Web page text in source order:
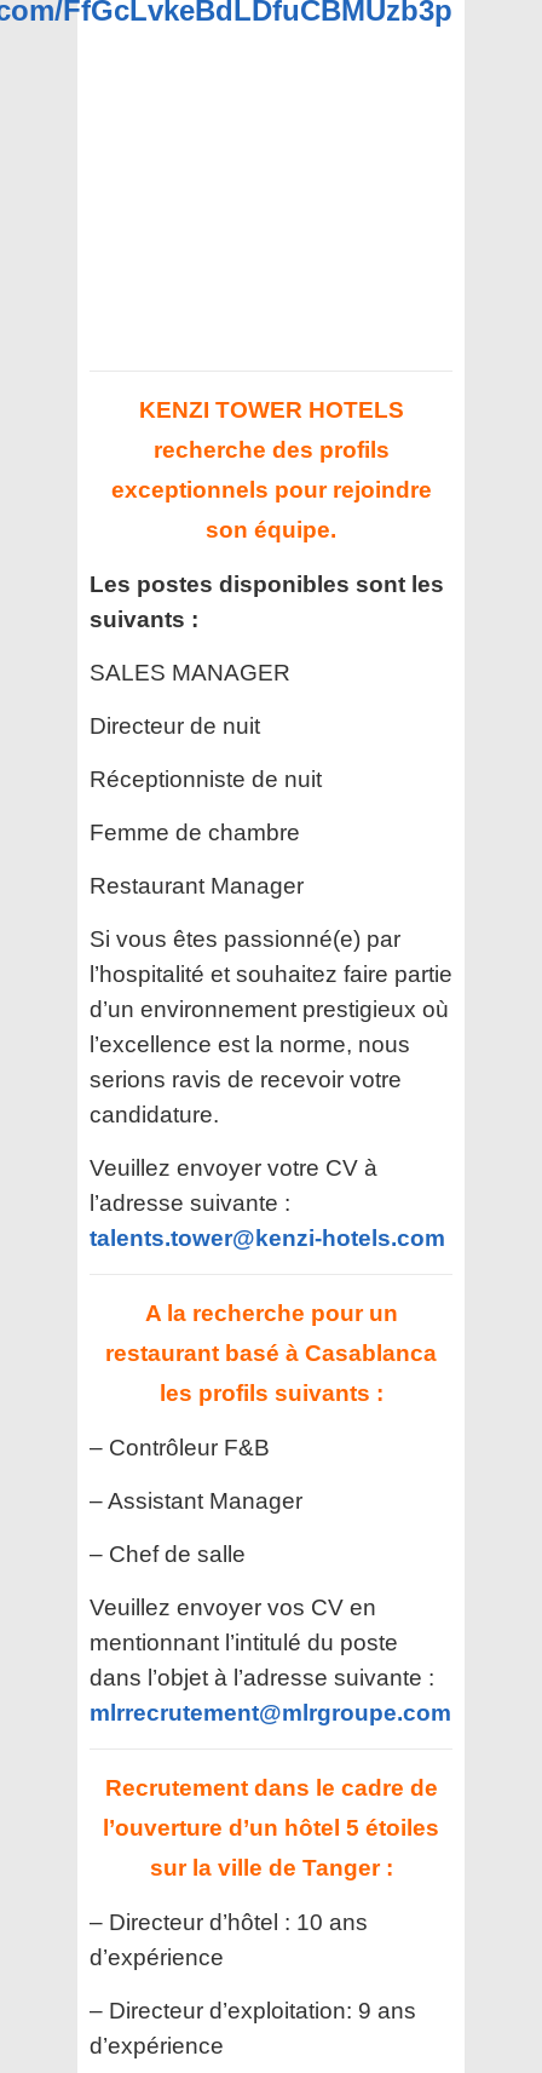
FfGcLvkeBdLDfuCBMUzb3p
KENZI TOWER HOTELS
recherche des profils
exceptionnels pour rejoindre
son équipe.
Les postes disponibles sont les
suivants :
SALES MANAGER
Directeur de nuit
Réceptionniste de nuit
Femme de chambre
Restaurant Manager
Si vous êtes passionné(e) par
l’hospitalité et souhaitez faire partie
d’un environnement prestigieux où
l’excellence est la norme, nous
serions ravis de recevoir votre
candidature.
Veuillez envoyer votre CV à
l’adresse suivante :
talents.tower@kenzi-hotels.com
A la recherche pour un
restaurant basé à Casablanca
les profils suivants :
– Contrôleur F&B
– Assistant Manager
– Chef de salle
Veuillez envoyer vos CV en
mentionnant l’intitulé du poste
dans l’objet à l’adresse suivante :
mlrrecrutement@mlrgroupe.com
Recrutement dans le cadre de
l’ouverture d’un hôtel 5 étoiles
sur la ville de Tanger :
– Directeur d’hôtel : 10 ans
d’expérience
– Directeur d’exploitation: 9 ans
d’expérience